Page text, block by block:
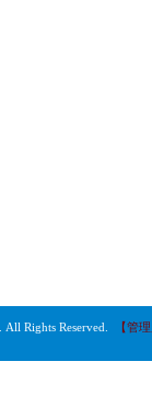
. All Rights Reserved.
【管